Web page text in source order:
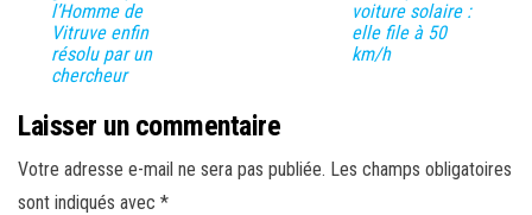
l’Homme de
Vitruve enfin
résolu par un
chercheur
voiture solaire :
elle file à 50
km/h
Laisser un commentaire
Votre adresse e-mail ne sera pas publiée. Les champs obligatoires
sont indiqués avec *